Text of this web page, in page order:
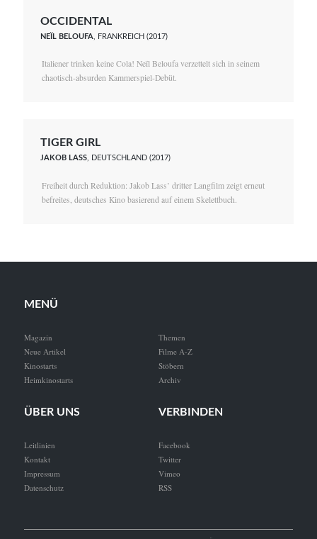
OCCIDENTAL
NEÏL BELOUFA , FRANKREICH (2017)
Italiener trinken keine Cola! Neïl Beloufa verzettelt sich in seinem
chaotisch-absurden Kammerspiel-Debüt.
TIGER GIRL
JAKOB LASS, DEUTSCHLAND (2017)
Freiheit durch Reduktion: Jakob Lass’ dritter Langfilm zeigt erneut
befreites, deutsches Kino basierend auf einem Skelettbuch.
MENÜ
Magazin
Neue Artikel
Kinostarts
Heimkinostarts
Themen
Filme A-Z
Stöbern
Archiv
ÜBER UNS
Leitlinien
Kontakt
Impressum
Datenschutz
VERBINDEN
Facebook
Twitter
Vimeo
RSS